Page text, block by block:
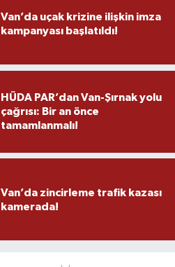
Van’da uçak krizine ilişkin imza
kampanyası başlatıldı!
HÜDA PAR’dan Van-Şırnak yolu
çağrısı: Bir an önce
tamamlanmalı!
Van’da zincirleme trafik kazası
kamerada!